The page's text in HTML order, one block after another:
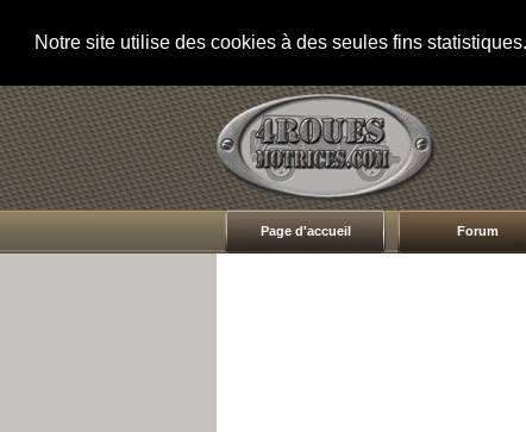
Notre site utilise des cookies à des seules fins
Page d'accueil Forum